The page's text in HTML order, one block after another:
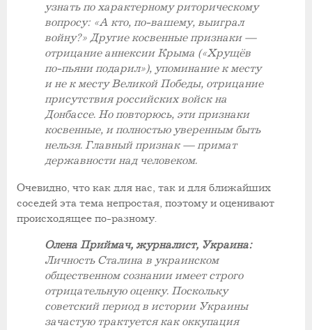
узнать по характерному риторическому
вопросу: «А кто, по-вашему, выиграл
войну?» Другие косвенные признаки —
отрицание аннексии Крыма («Хрущёв
по-пьяни подарил»), упоминание к месту
и не к месту Великой Победы, отрицание
присутствия российских войск на
Донбассе. Но повторюсь, эти признаки
косвенные, и полностью уверенным быть
нельзя. Главный признак — примат
державности над человеком.
Очевидно, что как для нас, так и для ближайших
соседей эта тема непростая, поэтому и оценивают
происходящее по-разному.
Олена Приймач, журналист, Украина:
Личность Сталина в украинском
общественном сознании имеет строго
отрицательную оценку. Поскольку
советский период в истории Украины
зачастую трактуется как оккупация